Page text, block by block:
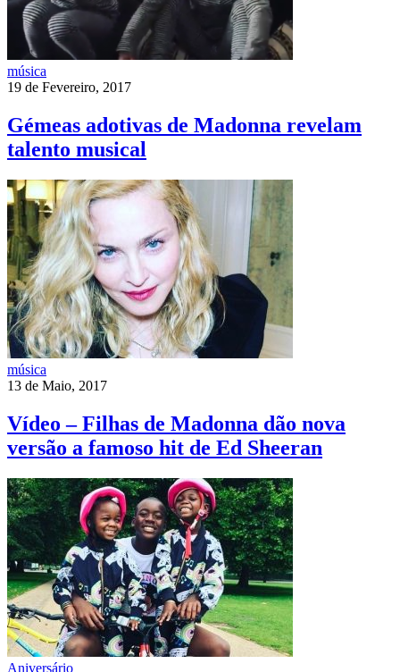
música
19 de Fevereiro, 2017
Gémeas adotivas de Madonna revelam
talento musical
música
13 de Maio, 2017
Vídeo – Filhas de Madonna dão nova
versão a famoso hit de Ed Sheeran
Aniversário